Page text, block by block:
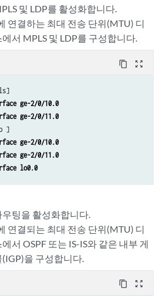
및 LDP를 활성화합니다.
연결하는 최대 전송 단위(MTU) 디
서 MPLS 및 LDP를 구성합니다.
content_copy zoom_out_map
ge-2/0/10.0
ge-2/0/11.0
]
ge-2/0/10.0
ge-2/0/11.0
lo0.0
팅을 활성화합니다.
연결되는 최대 전송 단위(MTU) 디
서 OSPF 또는 IS-IS와 같은 내부 게
을 구성합니다.
content_copy zoom_out_map